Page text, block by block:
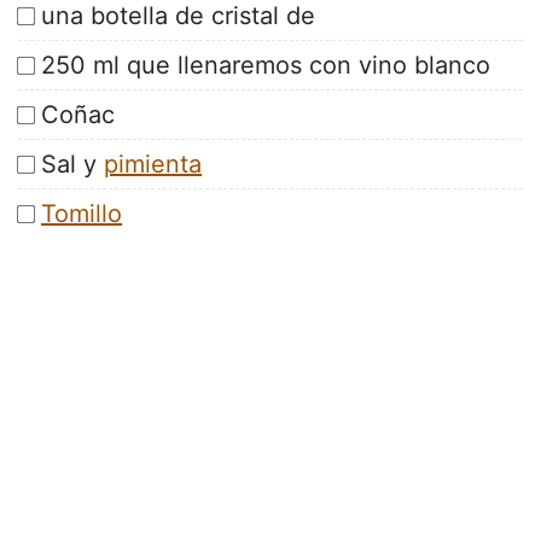
una botella de cristal de
250 ml que llenaremos con vino blanco
Coñac
Sal y pimienta
Tomillo